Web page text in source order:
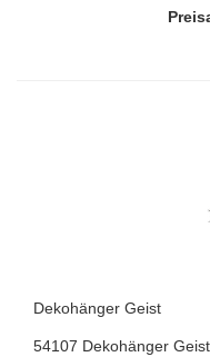
De­ko­hän­ger Geist
54107 De­ko­hän­ger